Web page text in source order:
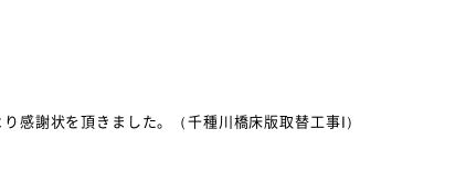
感謝状を頂きました。（千種川橋床版取替工事I）